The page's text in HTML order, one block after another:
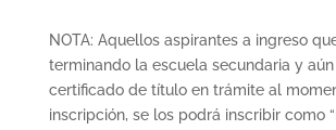
NOTA: Aquellos aspirantes a ingreso
terminando la escuela secundaria y
certificado de título en trámite al
inscripción, se los podrá inscribir como